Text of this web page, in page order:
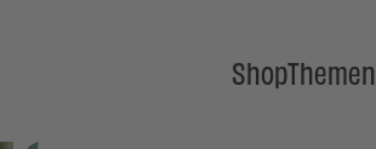
ShopThemen